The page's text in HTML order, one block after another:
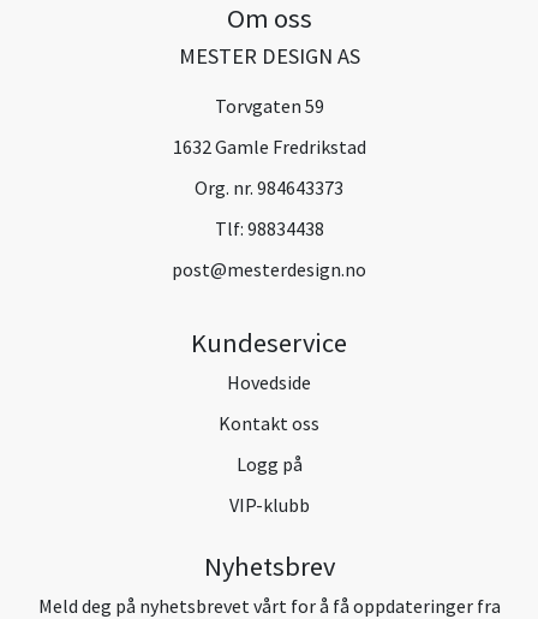
Om oss
MESTER DESIGN AS
Torvgaten 59
1632 Gamle Fredrikstad
Org. nr. 984643373
Tlf: 98834438
post@mesterdesign.no
Kundeservice
Hovedside
Kontakt oss
Logg på
VIP-klubb
Nyhetsbrev
Meld deg på nyhetsbrevet vårt for å få oppdateringer fra